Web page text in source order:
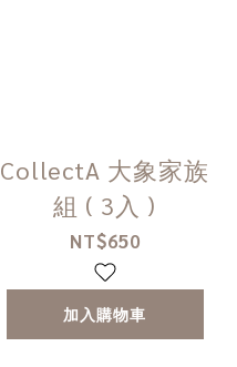
CollectA 大象家族
組 ( 3入 )
NT$650
加入購物車